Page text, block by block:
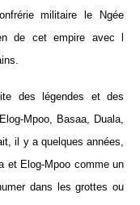
militaire le Ngée
de cet empire avec l
des légendes et des
Mpoo, Basaa, Duala,
il y a quelques années,
et Elog-Mpoo comme un
dans les grottes ou